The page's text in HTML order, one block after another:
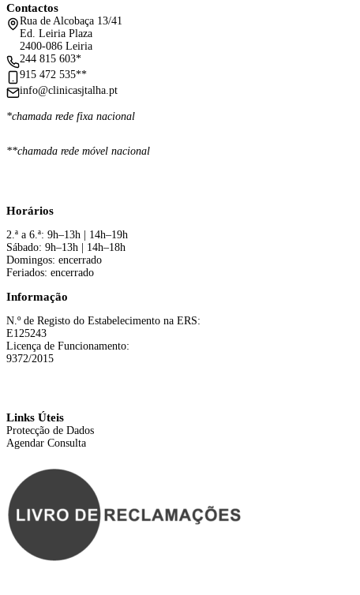
Contactos
Rua de Alcobaça 13/41
Ed. Leiria Plaza
2400-086 Leiria
244 815 603*
915 472 535**
info@clinicasjtalha.pt
*chamada rede fixa nacional
**chamada rede móvel nacional
Horários
2.ª a 6.ª: 9h–13h | 14h–19h
Sábado: 9h–13h | 14h–18h
Domingos: encerrado
Feriados: encerrado
Informação
N.º de Registo do Estabelecimento na ERS:
E125243
Licença de Funcionamento:
9372/2015
Links Úteis
Protecção de Dados
Agendar Consulta